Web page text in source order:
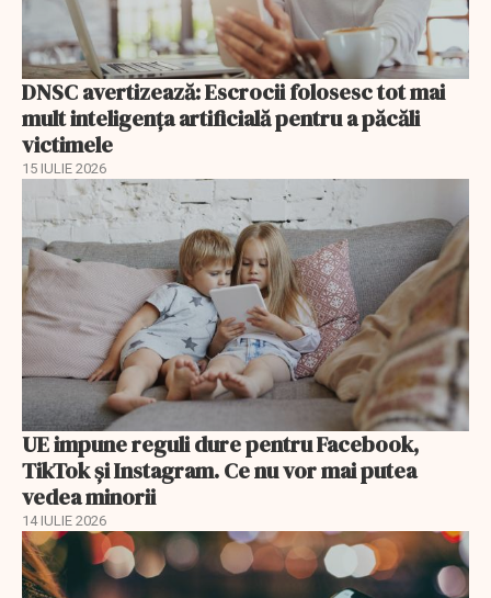
DNSC avertizează: Escrocii folosesc tot mai
mult inteligența artificială pentru a păcăli
victimele
15 IULIE 2026
UE impune reguli dure pentru Facebook,
TikTok și Instagram. Ce nu vor mai putea
vedea minorii
14 IULIE 2026